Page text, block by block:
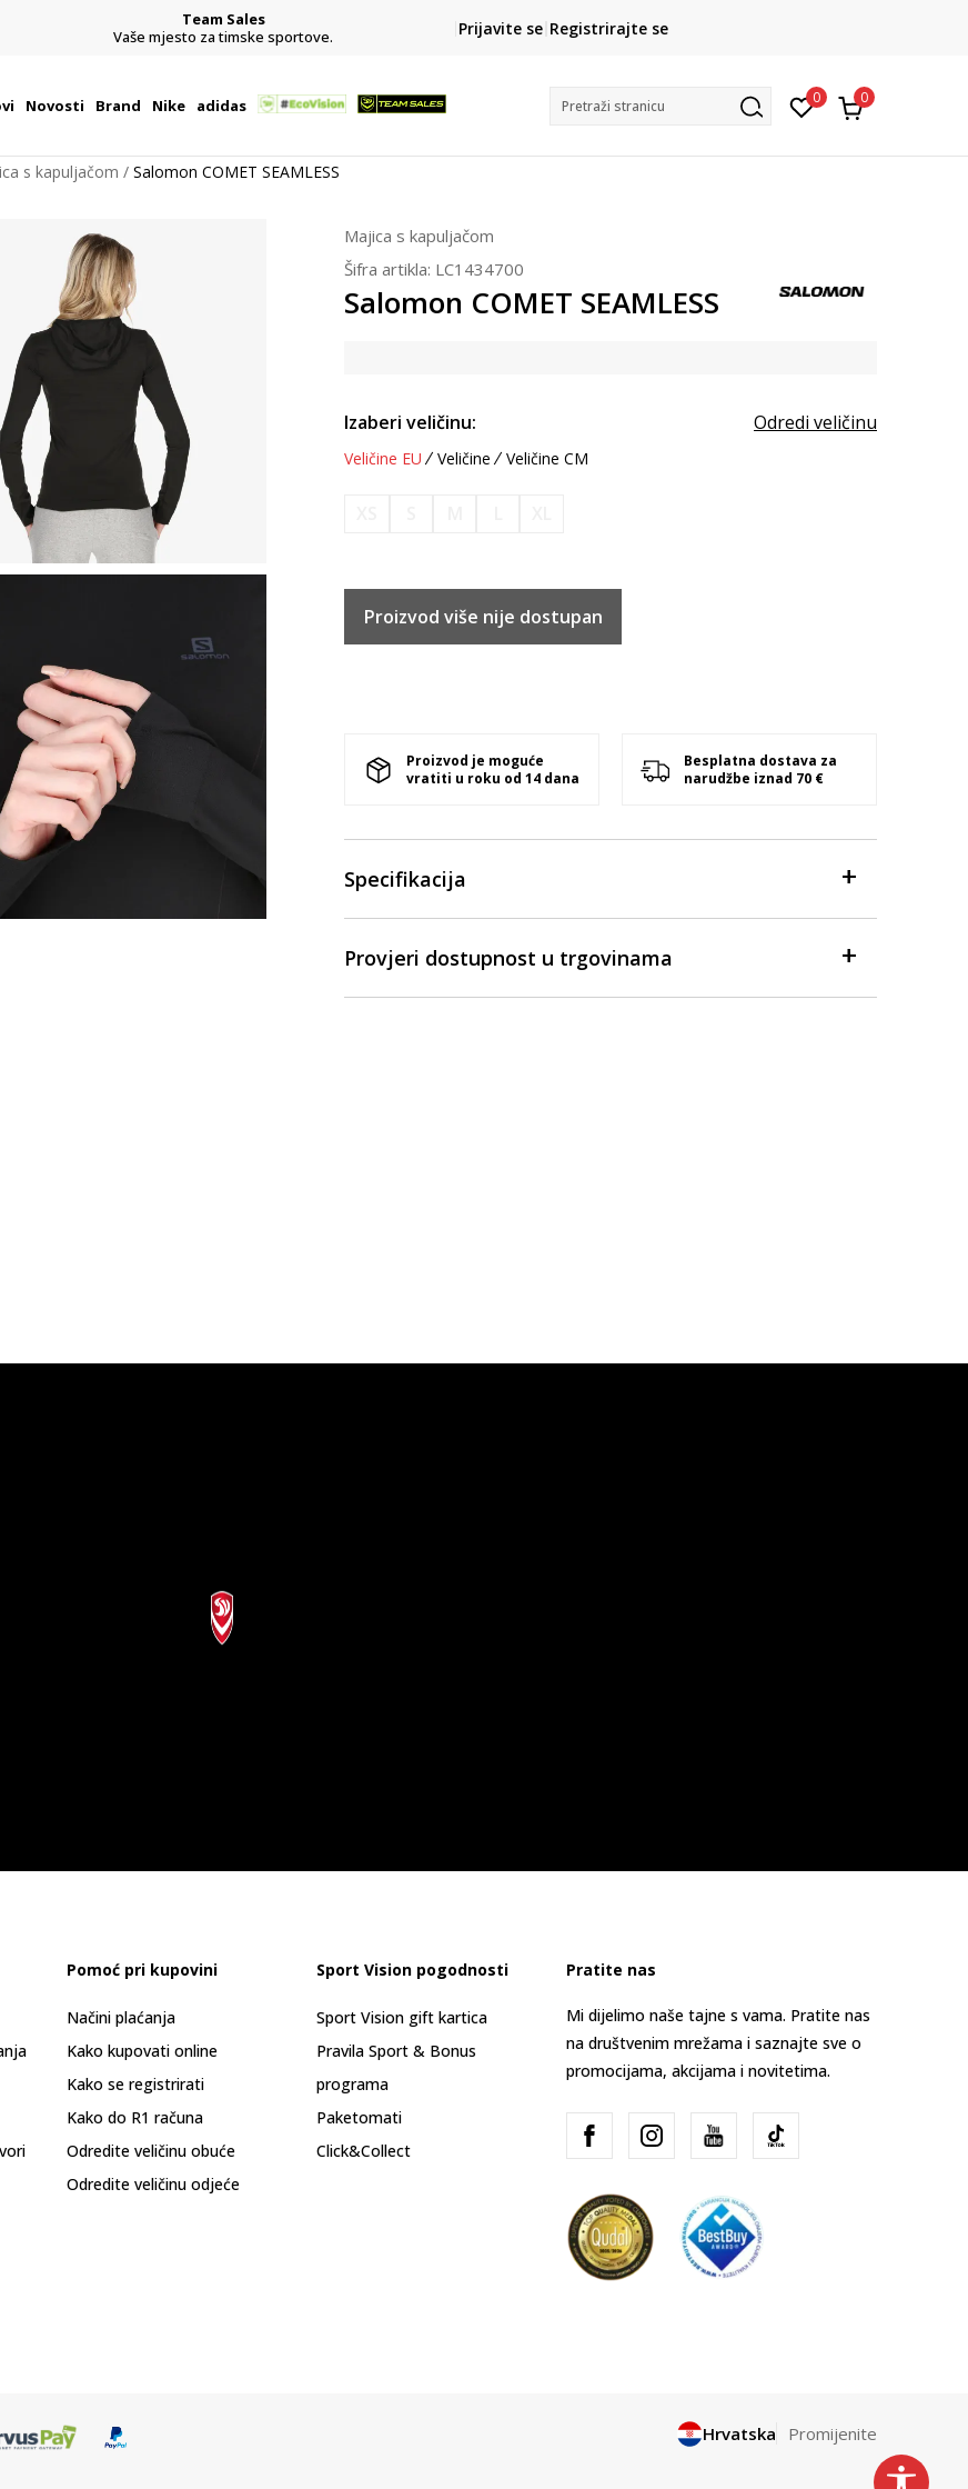
Team Sales
Vaše mjesto za timske sportove.
CLICK& COLLECT
besplatno preuzimanje u trgovini
Prijavite se Registrirajte se
Novosti Brand Nike adidas Pretraži stranicu 0 0
s kapuljačom Salomon COMET SEAMLESS
Majica s kapuljačom
Šifra artikla: LC1434700
Salomon COMET SEAMLESS
Izaberi veličinu: Odredi veličinu
Veličine EU Veličine Veličine CM
Proizvod više nije dostupan
Proizvod je moguće
vratiti u roku od 14 dana
Besplatna dostava za
narudžbe iznad 70 €
Specifikacija
Provjeri dostupnost u trgovinama
Pomoć pri kupovini
Načini plaćanja
Kako kupovati online
Kako se registrirati
Kako do R1 računa
Odredite veličinu obuće
Odredite veličinu odjeće
Sport Vision pogodnosti
Sport Vision gift kartica
Pravila Sport & Bonus
programa
Paketomati
Click&Collect
Pratite nas
Mi dijelimo naše tajne s vama. Pratite nas
na društvenim mrežama i saznajte sve o
promocijama, akcijama i novitetima.
Hrvatska Promijenite